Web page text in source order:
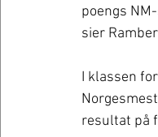
poengs
sier
I klassen
resultat på